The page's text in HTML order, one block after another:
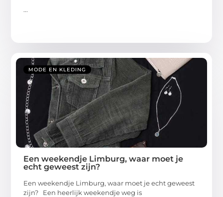
...
MODE EN KLEDING
Een weekendje Limburg, waar moet je
echt geweest zijn?
Een weekendje Limburg, waar moet je echt geweest
zijn? Een heerlijk weekendje weg is